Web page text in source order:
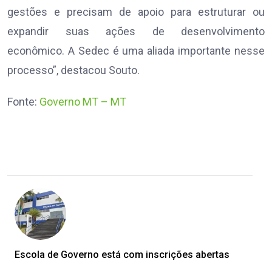
gestões e precisam de apoio para estruturar ou
expandir suas ações de desenvolvimento
econômico. A Sedec é uma aliada importante nesse
processo”, destacou Souto.
Fonte: Governo MT – MT
Escola de Governo está com inscrições abertas